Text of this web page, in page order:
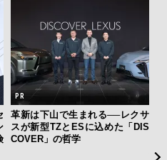
革新は下山で生まれる──レクサ
スが新型TZとESに込めた「DIS
COVER」の哲学
本質